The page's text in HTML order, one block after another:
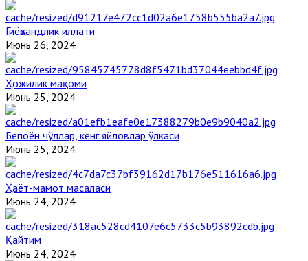
Гиёҳвандлик иллати
Июнь 26, 2024
Ҳожилик мақоми
Июнь 25, 2024
Бепоён чўллар, кенг яйловлар ўлкаси
Июнь 25, 2024
Ҳаёт-мамот масаласи
Июнь 24, 2024
Қайтим
Июнь 24, 2024